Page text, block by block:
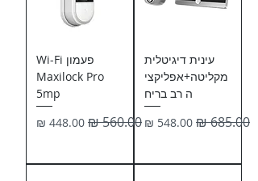
עינית דיגיטלית
מקליטה+אפליקצי
ה רב בריח
מחיר רגיל
מחיר מבצע
פעמון Wi-Fi
Maxilock Pro
5mp
מחיר רגיל
מחיר מבצע